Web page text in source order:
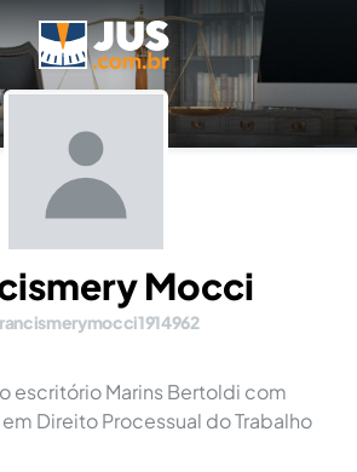
Mocci
escritório Marins Bertoldi com
Direito Processual do Trabalho